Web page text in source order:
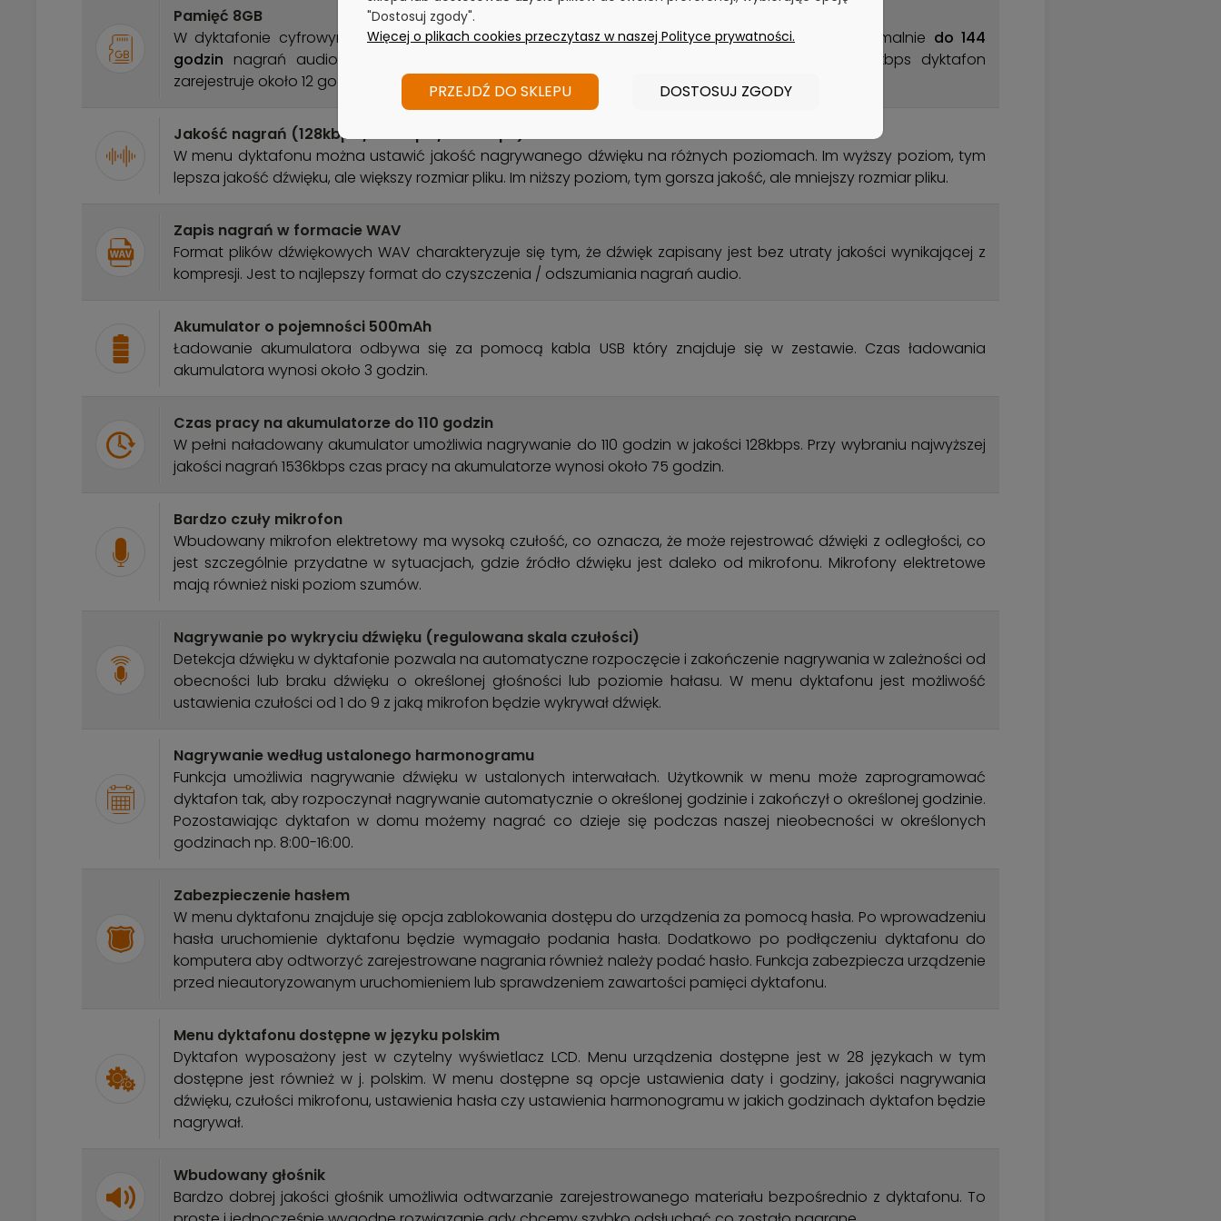
Pamięć 8GB
W dyktafonie cyfrowym zainstalowana jest wbudowana pamięć 8GB. Możemy zapisać maksymalnie do 144
godzin nagrań audio w jakości 128kbps. Jeśli wybierzemy najwyższą dostępną jakość 1536kbps dyktafon
zarejestruje około 12 godzin.
Jakość nagrań (128kbps / 512kbps / 1536kbps)
W menu dyktafonu można ustawić jakość nagrywanego dźwięku na różnych poziomach. Im wyższy poziom, tym
lepsza jakość dźwięku, ale większy rozmiar pliku. Im niższy poziom, tym gorsza jakość, ale mniejszy rozmiar pliku.
Zapis nagrań w formacie WAV
Format plików dźwiękowych WAV charakteryzuje się tym, że dźwięk zapisany jest bez utraty jakości wynikającej z
kompresji. Jest to najlepszy format do czyszczenia / odszumiania nagrań audio.
Akumulator o pojemności 500mAh
Ładowanie akumulatora odbywa się za pomocą kabla USB który znajduje się w zestawie. Czas ładowania
akumulatora wynosi około 3 godzin.
Czas pracy na akumulatorze do 110 godzin
W pełni naładowany akumulator umożliwia nagrywanie do 110 godzin w jakości 128kbps. Przy wybraniu najwyższej
jakości nagrań 1536kbps czas pracy na akumulatorze wynosi około 75 godzin.
Bardzo czuły mikrofon
Wbudowany mikrofon elektretowy ma wysoką czułość, co oznacza, że może rejestrować dźwięki z odległości, co
jest szczególnie przydatne w sytuacjach, gdzie źródło dźwięku jest daleko od mikrofonu. Mikrofony elektretowe
mają również niski poziom szumów.
Nagrywanie po wykryciu dźwięku (regulowana skala czułości)
Detekcja dźwięku w dyktafonie pozwala na automatyczne rozpoczęcie i zakończenie nagrywania w zależności od
obecności lub braku dźwięku o określonej głośności lub poziomie hałasu. W menu dyktafonu jest możliwość
ustawienia czułości od 1 do 9 z jaką mikrofon będzie wykrywał dźwięk.
Nagrywanie według ustalonego harmonogramu
Funkcja umożliwia nagrywanie dźwięku w ustalonych interwałach. Użytkownik w menu może zaprogramować
dyktafon tak, aby rozpoczynał nagrywanie automatycznie o określonej godzinie i zakończył o określonej godzinie.
Pozostawiając dyktafon w domu możemy nagrać co dzieje się podczas naszej nieobecności w określonych
godzinach np. 8:00-16:00.
Zabezpieczenie hasłem
W menu dyktafonu znajduje się opcja zablokowania dostępu do urządzenia za pomocą hasła. Po wprowadzeniu
hasła uruchomienie dyktafonu będzie wymagało podania hasła. Dodatkowo po podłączeniu dyktafonu do
komputera aby odtworzyć zarejestrowane nagrania również należy podać hasło. Funkcja zabezpiecza urządzenie
przed nieautoryzowanym uruchomieniem lub sprawdzeniem zawartości pamięci dyktafonu.
Menu dyktafonu dostępne w języku polskim
Dyktafon wyposażony jest w czytelny wyświetlacz LCD. Menu urządzenia dostępne jest w 28 językach w tym
dostępne jest również w j. polskim. W menu dostępne są opcje ustawienia daty i godziny, jakości nagrywania
dźwięku, czułości mikrofonu, ustawienia hasła czy ustawienia harmonogramu w jakich godzinach dyktafon będzie
nagrywał.
Wbudowany głośnik
Bardzo dobrej jakości głośnik umożliwia odtwarzanie zarejestrowanego materiału bezpośrednio z dyktafonu. To
"Dostosuj zgody".
Więcej o plikach cookies przeczytasz w naszej Polityce prywatności.
PRZEJDŹ DO SKLEPU DOSTOSUJ ZGODY